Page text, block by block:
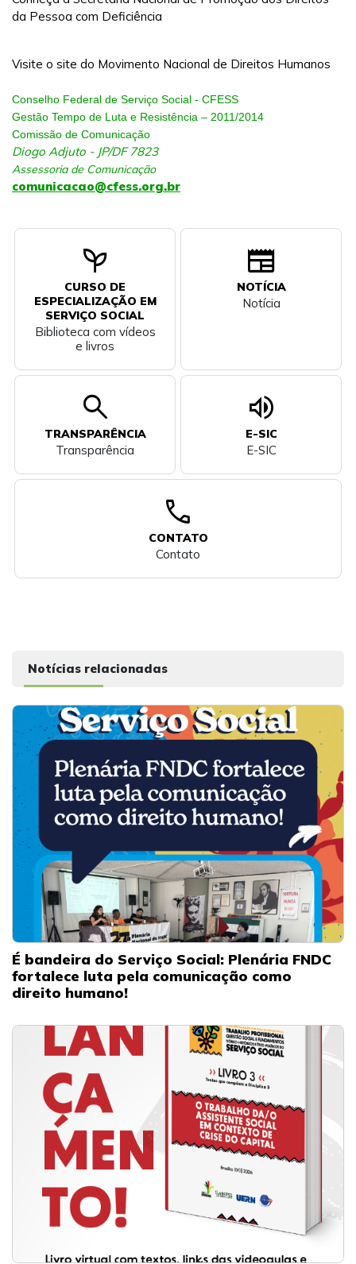
da Pessoa com Deficiência
Visite o site do Movimento Nacional de Direitos Humanos
Conselho Federal de Serviço Social - CFESS
Gestão Tempo de Luta e Resistência – 2011/2014
Comissão de Comunicação
Diogo Adjuto - JP/DF 7823
Assessoria de Comunicação
comunicacao@cfess.org.br
psychiatry
CURSO DE
ESPECIALIZAÇÃO EM
SERVIÇO SOCIAL
Biblioteca com vídeos
e livros
newspaper
NOTÍCIA
Notícia
search
TRANSPARÊNCIA
Transparência
volume_up
E-SIC
E-SIC
call
CONTATO
Contato
Notícias relacionadas
É bandeira do Serviço Social: Plenária FNDC
fortalece luta pela comunicação como
direito humano!